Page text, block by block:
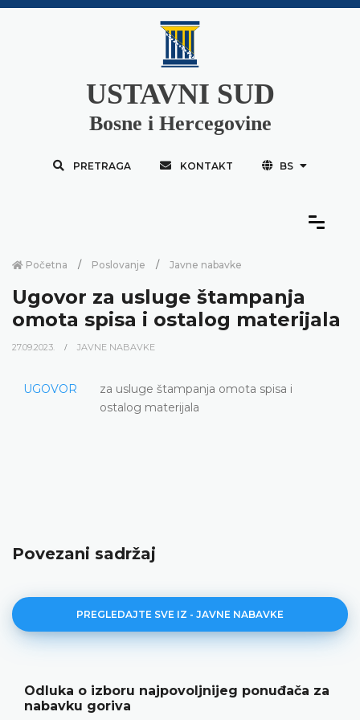
USTAVNI SUD
Bosne i Hercegovine
PRETRAGA KONTAKT BS
Početna Poslovanje Javne nabavke
Ugovor za usluge štampanja
omota spisa i ostalog materijala
27.09.2023. JAVNE NABAVKE
UGOVOR
za usluge štampanja omota spisa i
ostalog materijala
Povezani sadržaj
PREGLEDAJTE SVE IZ - JAVNE NABAVKE
Odluka o izboru najpovoljnijeg ponuđača za
nabavku goriva